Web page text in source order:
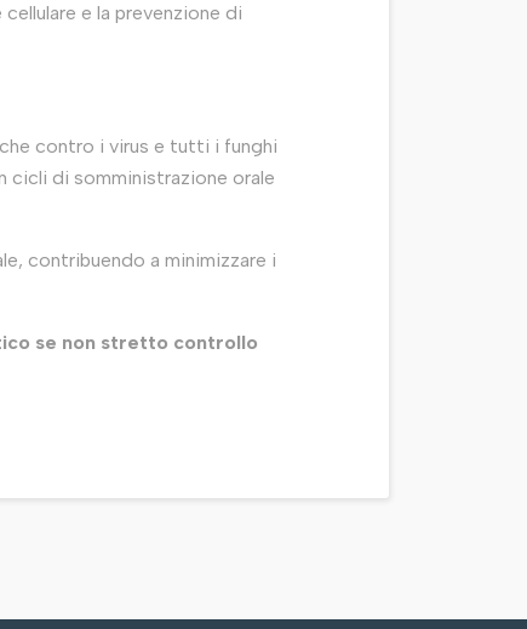
e la prevenzione di
contro i virus e tutti i funghi
cicli di somministrazione orale
contribuendo a minimizzare i
se non stretto controllo